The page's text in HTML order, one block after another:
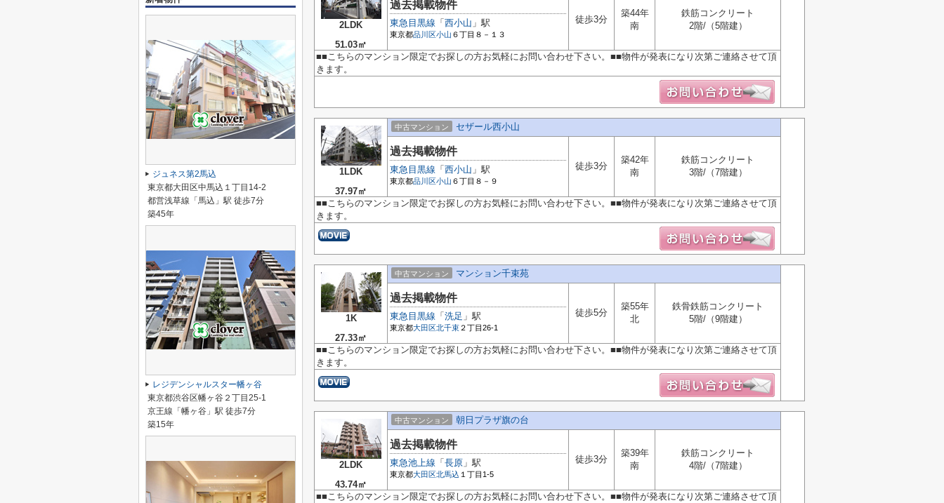
2LDK
51.03㎡
過去掲載物件
東急目黒線 「 西小山 」駅
東京都品川区小山 ６丁目８－１３
徒歩3分
築44年
南
鉄筋コンクリート
2階/（5階建）
■■こちらのマンション限定でお探しの方お気軽にお問い合わせ下さい。■■物件が発表になり次第ご連絡させて頂
きます。
1LDK
37.97㎡
中古マンション セザール西小山
過去掲載物件
東急目黒線 「 西小山 」駅
東京都品川区小山 ６丁目８－９
徒歩3分
築42年
南
鉄筋コンクリート
3階/（7階建）
■■こちらのマンション限定でお探しの方お気軽にお問い合わせ下さい。■■物件が発表になり次第ご連絡させて頂
きます。
1K
27.33㎡
中古マンション マンション千束苑
過去掲載物件
東急目黒線 「 洗足 」駅
東京都大田区北千束 ２丁目26-1
徒歩5分
築55年
北
鉄骨鉄筋コンクリート
5階/（9階建）
■■こちらのマンション限定でお探しの方お気軽にお問い合わせ下さい。■■物件が発表になり次第ご連絡させて頂
きます。
2LDK
43.74㎡
中古マンション 朝日プラザ旗の台
過去掲載物件
東急池上線 「 長原 」駅
東京都大田区北馬込 １丁目1-5
徒歩3分
築39年
南
鉄筋コンクリート
4階/（7階建）
■■こちらのマンション限定でお探しの方お気軽にお問い合わせ下さい。■■物件が発表になり次第ご連絡させて頂
ジュネス第2馬込
東京都大田区中馬込１丁目14-2
都営浅草線「馬込」駅 徒歩7分
築45年
レジデンシャルスター幡ヶ谷
東京都渋谷区幡ヶ谷２丁目25-1
京王線「幡ヶ谷」駅 徒歩7分
築15年